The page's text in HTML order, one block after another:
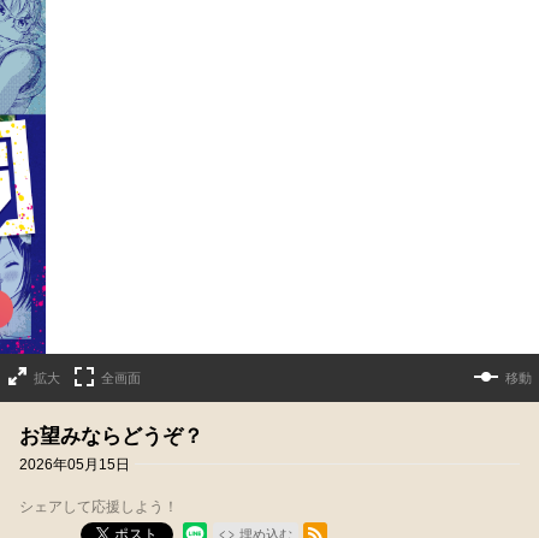
拡大 全画面 移動
お望みならどうぞ？
2026年05月15日
シェアして応援しよう！
ポスト
埋め込む
RSSフィード